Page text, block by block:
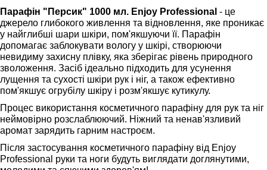
Парафін "Персик" 1000 мл. Enjoy Professional - це
джерело глибокого живлення та відновлення, яке проникає
у найглибші шари шкіри, пом'якшуючи її. Парафін
допомагає заблокувати вологу у шкірі, створюючи
невидиму захисну плівку, яка зберігає рівень природного
зволоження. Засіб ідеально підходить для усунення
лущення та сухості шкіри рук і ніг, а також ефективно
пом'якшує огрубілу шкіру і розм'якшує кутикулу.
Процес використання косметичного парафіну для рук та ніг
неймовірно розслаблюючий. Ніжний та ненав'язливий
аромат зарядить гарним настроєм.
Після застосування косметичного парафіну від Enjoy
Professional руки та ноги будуть виглядати доглянутими,